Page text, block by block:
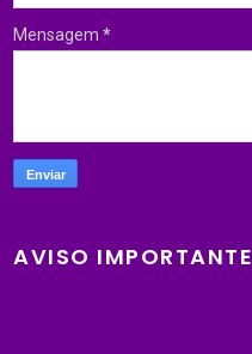
Mensagem*
AVISO IMPORTANTE